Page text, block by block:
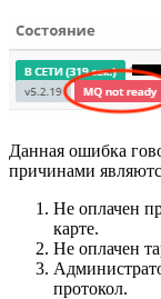
Данная ошибка
причинами
Не оплачен
карте.
Не оплачен
протокол.